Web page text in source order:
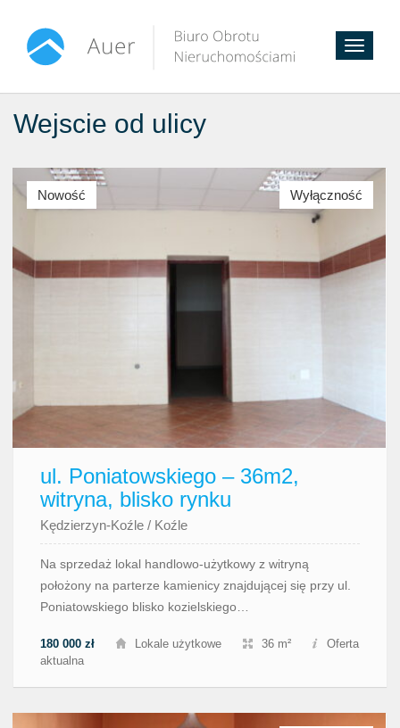
Toggle
Wejscie od ulicy
Nowość Wyłączność
ul. Poniatowskiego – 36m2,
witryna, blisko rynku
Kędzierzyn-Koźle / Koźle
Na sprzedaż lokal handlowo-użytkowy z witryną
położony na parterze kamienicy znajdującej się przy ul.
Poniatowskiego blisko kozielskiego…
180 000 zł Lokale użytkowe 36 m²
Oferta
aktualna